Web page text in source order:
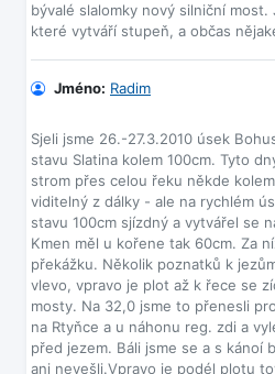
bývalé slalomky nový silniční
Jméno: Radim
Sjeli jsme 26.-27.3.2010 úsek
stavu Slatina kolem 100cm. Tyto
strom přes celou řeku někde
viditelný z dálky - ale na rychlém
stavu 100cm sjízdný a vytvářel se
Kmen měl u kořene tak 60cm. Za
překážku. Několik poznatků k
vlevo, vpravo je plot až k řece se
mosty. Na 32,0 jsme to přenesli
na Rtyňce a u náhonu reg. zdi a
před jezem. Báli jsme se a s kánoí
ani nevešli.Vpravo je podél plotu